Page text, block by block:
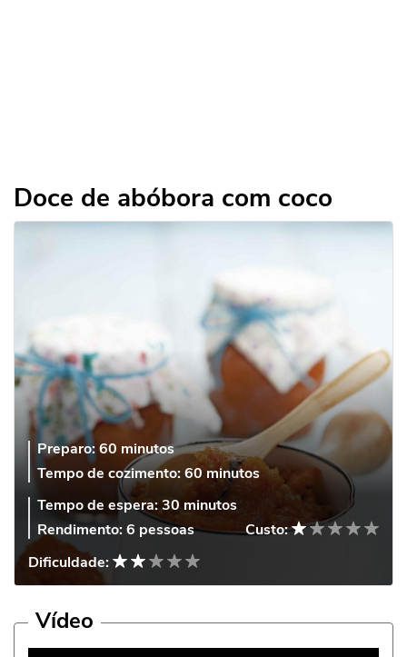
Doce de abóbora com coco
Preparo:60 minutos
Tempo de cozimento:60 minutos
Tempo de espera:30 minutos
Rendimento:6 pessoas
Custo:
Dificuldade:
Vídeo